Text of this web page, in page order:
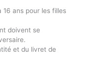
ans pour les filles
doivent se
et du livret de